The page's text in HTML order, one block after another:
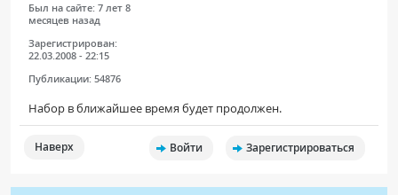
Был на сайте: 7 лет 8
месяцев назад
Зарегистрирован:
22.03.2008 - 22:15
Публикации: 54876
Набор в ближайшее время будет продолжен.
Наверх Войти Зарегистрироваться